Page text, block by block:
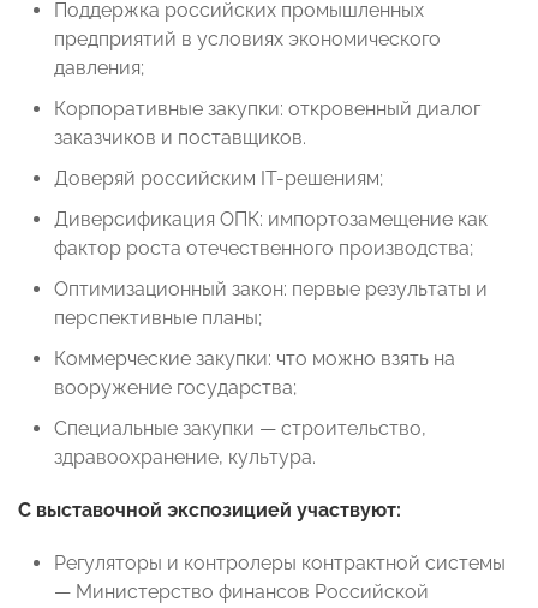
Поддержка российских промышленных
предприятий в условиях экономического
давления;
Корпоративные закупки: откровенный диалог
заказчиков и поставщиков.
Доверяй российским IT-решениям;
Диверсификация ОПК: импортозамещение как
фактор роста отечественного производства;
Оптимизационный закон: первые результаты и
перспективные планы;
Коммерческие закупки: что можно взять на
вооружение государства;
Специальные закупки — строительство,
здравоохранение, культура.
С выставочной экспозицией участвуют:
Регуляторы и контролеры контрактной системы
— Министерство финансов Российской